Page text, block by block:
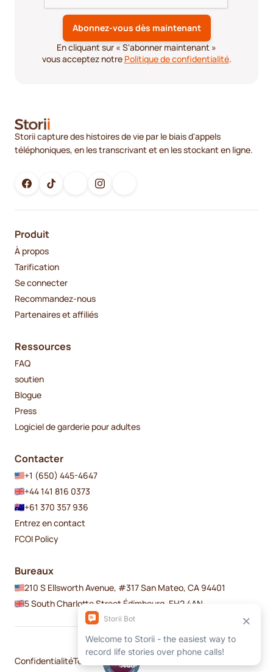
En cliquant sur « S'abonner maintenant »
vous acceptez notre Politique de confidentialité.
Storii capture des histoires de vie par le biais d'appels
téléphoniques, en les transcrivant et en les stockant en ligne.
Produit
À propos
Tarification
Se connecter
Recommandez-nous
Partenaires et affiliés
Ressources
FAQ
soutien
Blogue
Press
Logiciel de garderie pour adultes
Contacter
+1 (650) 445-4647
+44 141 816 0373
+61 370 357 936
Entrez en contact
FCOI Policy
Bureaux
210 S Ellsworth Avenue, #317 San Mateo, CA 94401
5 South Charlotte Street Édimbourg, EH2 4AN
ConfidentialitéTermes